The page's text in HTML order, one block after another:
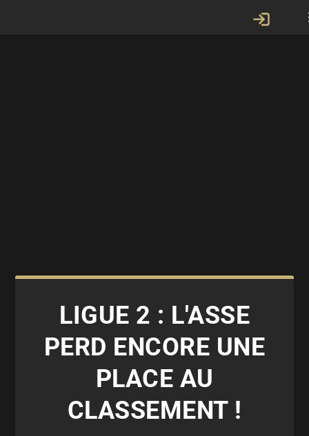
LIGUE 2 : L'ASSE
PERD ENCORE UNE
PLACE AU
CLASSEMENT !